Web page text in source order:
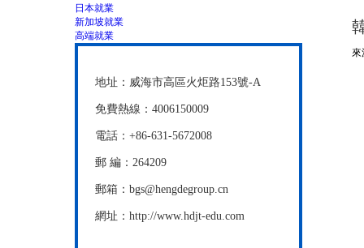
日本就業
新加坡就業
高端就業
地址：威海市高區火炬路153號-A
免費熱線：4006150009
電話：+86-631-5672008
郵 編：264209
郵箱：bgs@hengdegroup.cn
網址：http://www.hdjt-edu.com
來